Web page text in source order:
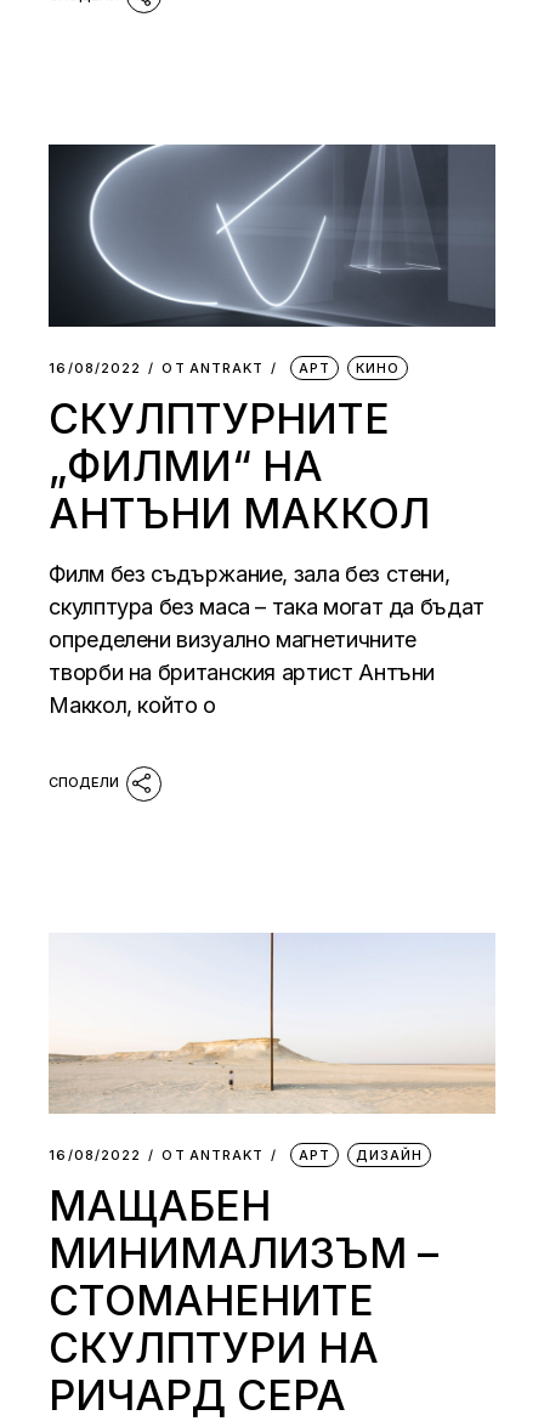
16/08/2022 ОТ АNTRAKT АРТ КИНО
СКУЛПТУРНИТЕ
„ФИЛМИ“ НА
АНТЪНИ МАККОЛ
Филм без съдържание, зала без стени,
скулптура без маса – така могат да бъдат
определени визуално магнетичните
творби на британския артист Антъни
Маккол, който о
16/08/2022 ОТ АNTRAKT АРТ ДИЗАЙН
МАЩАБЕН
МИНИМАЛИЗЪМ –
СТОМАНЕНИТЕ
СКУЛПТУРИ НА
РИЧАРД СЕРА